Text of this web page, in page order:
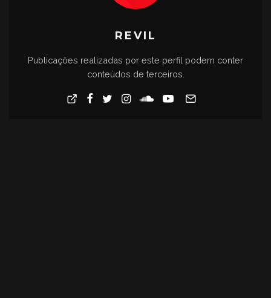
REVIL
Publicações realizadas por este perfil podem conter
conteúdos de terceiros.